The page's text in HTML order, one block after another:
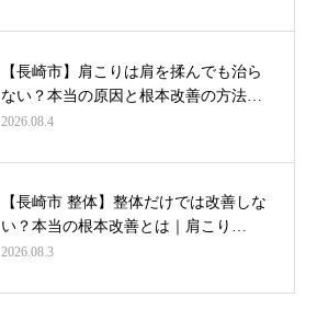
【長崎市】肩こりは肩を揉んでも治ら
ない？本当の原因と根本改善の方法…
2026.08.4
【長崎市 整体】整体だけでは改善しな
い？本当の根本改善とは｜肩こり…
2026.08.3